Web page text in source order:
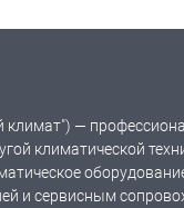
климат") —
климатической
и сервисным